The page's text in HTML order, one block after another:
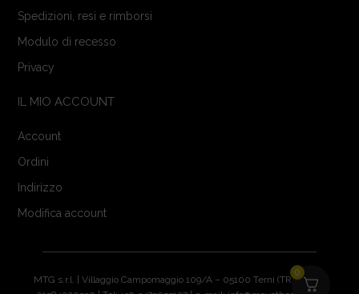
Spedizioni, resi e rimborsi
Modulo di recesso
Privacy
IL MIO ACCOUNT
Account
Ordini
Indirizzo
Modifica account
MTG s.r.l. | Villaggio Campomaggio 109/A – 05100 Terni (TR) | P.IVA:
0